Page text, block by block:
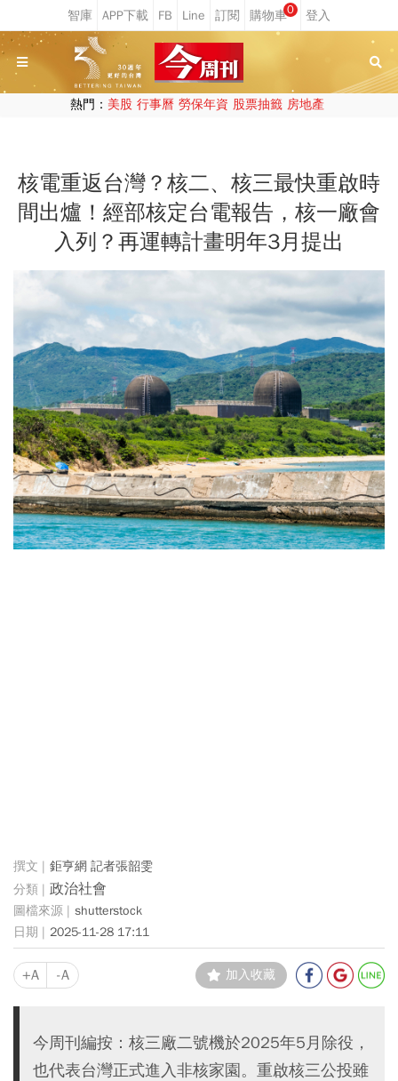
0
熱門： 美股 行事曆 勞保年資 股票抽籤 房地產
核電重返台灣？核二、核三最快重啟時
間出爐！經部核定台電報告，核一廠會
入列？再運轉計畫明年3月提出
鉅亨網 記者張韶雯
政治社會
shutterstock
2025-11-28 17:11
+A -A 加入收藏
今周刊編按：核三廠二號機於2025年5月除役，
也代表台灣正式進入非核家園。重啟核三公投雖